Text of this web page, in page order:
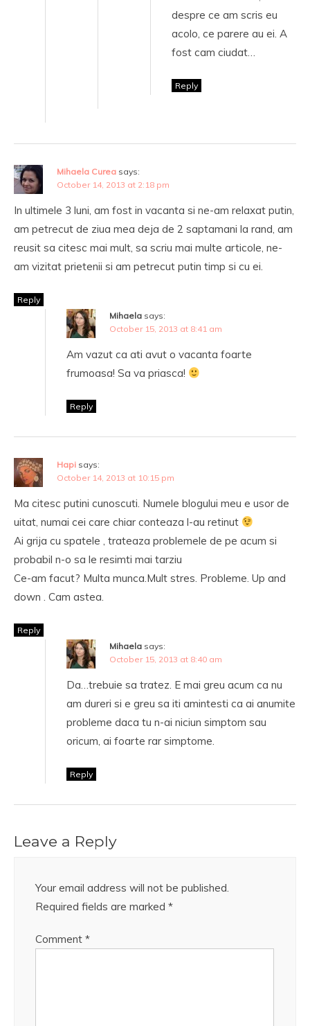
despre ce am scris eu
acolo, ce parere au ei. A
fost cam ciudat…
Reply
Mihaela Curea says:
October 14, 2013 at 2:18 pm
In ultimele 3 luni, am fost in vacanta si ne-am relaxat putin,
am petrecut de ziua mea deja de 2 saptamani la rand, am
reusit sa citesc mai mult, sa scriu mai multe articole, ne-
am vizitat prietenii si am petrecut putin timp si cu ei.
Reply
Mihaela says:
October 15, 2013 at 8:41 am
Am vazut ca ati avut o vacanta foarte
frumoasa! Sa va priasca!
Reply
Hapi says:
October 14, 2013 at 10:15 pm
Ma citesc putini cunoscuti. Numele blogului meu e usor de
uitat, numai cei care chiar conteaza l-au retinut
Ai grija cu spatele , trateaza problemele de pe acum si
probabil n-o sa le resimti mai tarziu
Ce-am facut? Multa munca.Mult stres. Probleme. Up and
down . Cam astea.
Reply
Mihaela says:
October 15, 2013 at 8:40 am
Da…trebuie sa tratez. E mai greu acum ca nu
am dureri si e greu sa iti amintesti ca ai anumite
probleme daca tu n-ai niciun simptom sau
oricum, ai foarte rar simptome.
Reply
Leave a Reply
Your email address will not be published.
Required fields are marked *
Comment *